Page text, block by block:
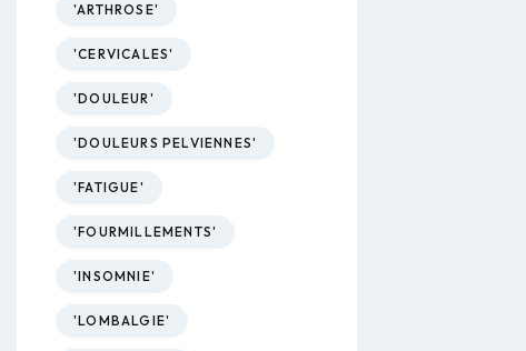
'ARTHROSE'
'CERVICALES'
'DOULEUR'
'DOULEURS PELVIENNES'
'FATIGUE'
'FOURMILLEMENTS'
'INSOMNIE'
'LOMBALGIE'